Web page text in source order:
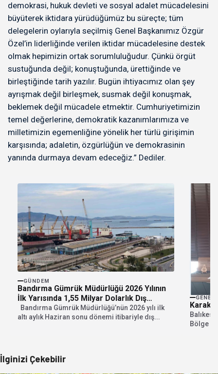
demokrasi, hukuk devleti ve sosyal adalet mücadelesini
büyüterek iktidara yürüdüğümüz bu süreçte; tüm
delegelerin oylarıyla seçilmiş Genel Başkanımız Özgür
Özel’in liderliğinde verilen iktidar mücadelesine destek
olmak hepimizin ortak sorumluluğudur. Çünkü örgüt
sustuğunda değil; konuştuğunda, ürettiğinde ve
birleştiğinde tarih yazılır. Bugün ihtiyacımız olan şey
ayrışmak değil birleşmek, susmak değil konuşmak,
beklemek değil mücadele etmektir. Cumhuriyetimizin
temel değerlerine, demokratik kazanımlarımıza ve
milletimizin egemenliğine yönelik her türlü girişimin
karşısında; adaletin, özgürlüğün ve demokrasinin
yanında durmaya devam edeceğiz.” Dediler.
GÜNDEM
Bandırma Gümrük Müdürlüğü 2026 Yılının
İlk Yarısında 1,55 Milyar Dolarlık Dış
Ticaret Hacmine Ulaştı
Bandırma Gümrük Müdürlüğü’nün 2026 yılı ilk
altı aylık Haziran sonu dönemi itibariyle dış...
GENEL
Bölge
İlginizi Çekebilir